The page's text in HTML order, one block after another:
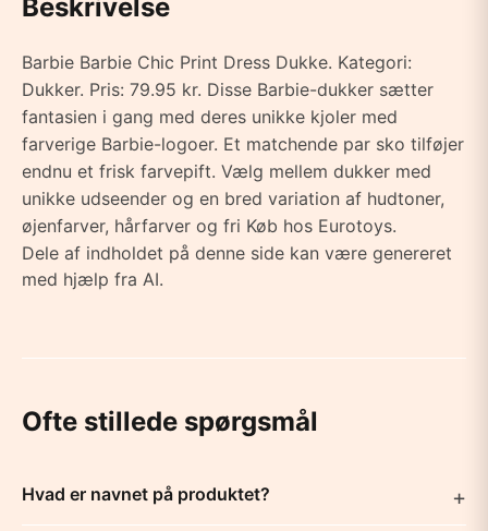
Beskrivelse
Barbie Barbie Chic Print Dress Dukke. Kategori:
Dukker. Pris: 79.95 kr. Disse Barbie-dukker sætter
fantasien i gang med deres unikke kjoler med
farverige Barbie-logoer. Et matchende par sko tilføjer
endnu et frisk farvepift. Vælg mellem dukker med
unikke udseender og en bred variation af hudtoner,
øjenfarver, hårfarver og fri Køb hos Eurotoys.
Dele af indholdet på denne side kan være genereret
med hjælp fra AI.
Ofte stillede spørgsmål
Hvad er navnet på produktet?